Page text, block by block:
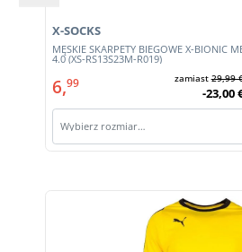
MĘSKIE SKARPETY BIEGOWE X-BIONIC
4.0 (XS-RS13S23M-R019)
X-SOCKS
6,99 zamiast29,99
-23,00
Wybierz rozmiar…